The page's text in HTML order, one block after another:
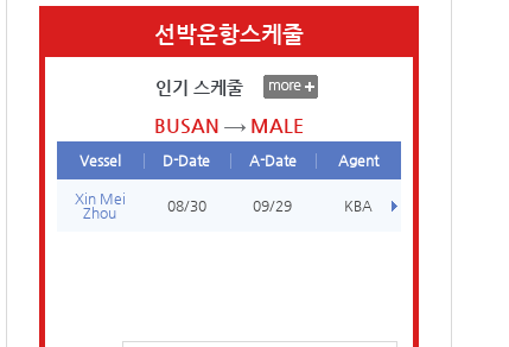
선박운항스케줄
인기 스케줄
BUSAN MALE
Vessel D-Date A-Date Agent
Xin Mei
Zhou
08/30 09/29 KBA